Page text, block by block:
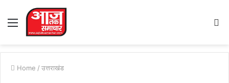
Menu
Home / उत्तराखंड